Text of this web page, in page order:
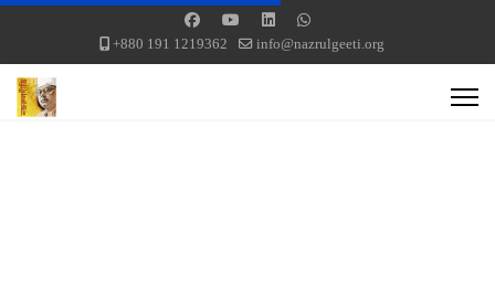
+880 191 1219362 info@nazrulgeeti.org